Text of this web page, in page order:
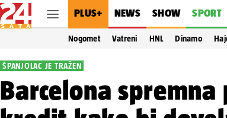
PLUS+ NEWS SHOW SPORT
Nogomet Vatreni HNL Dinamo
ŠPANJOLAC JE TRAŽEN
Barcelona spremna